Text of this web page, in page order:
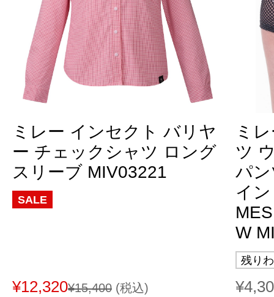
ミレー インセクト バリヤ
ー チェックシャツ ロング
スリーブ MIV03221
SALE
¥12,320¥15,400 (税込)
ミ
ツ
パ
イ
W
残り